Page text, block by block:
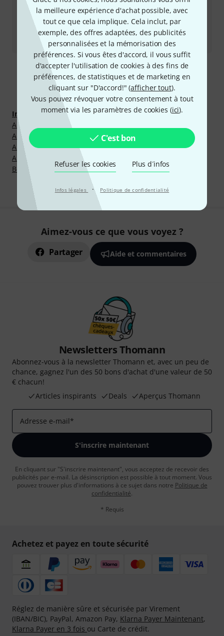
la meilleure expérience d'achat possible, avec
tout ce que cela implique. Cela inclut, par
exemple, des offres adaptées, des publicités
personnalisées et la mémorisation des
préférences. Si vous êtes d'accord, il vous suffit
d'accepter l'utilisation de cookies à des fins de
préférences, de statistiques et de marketing en
cliquant sur "D'accord!" (afficher tout).
Vous pouvez révoquer votre consentement à tout
moment via les paramètres de cookies (ici).
C'est bon
Refuser les cookies Plus d´infos
Infos légales · Politique de confidentialité
Retourner un produit
Tous les interlocuteurs
Découvrir plus
Instruments à Vent
Accessoires d'Entraînement pour Embouchures
Adaptateurs d'Embouchures
Autres Accessoires pour Bois
Autres Accessoires pour Cuivres
Boosters d'Embouchures
Aimez-vous ce que vous voyez ?
Partager Aide et commentaires
Newsletters Thomann
Abonnez-vous à la newsletter Thomann et, avec un peu de
chance, gagnez l'un des 50 bons d'achat d'une valeur de 50
€ chacun!
Articles inspirants
Deals Aperçus Thomann
Adresse e-mail*
S'inscrire maintenant
En cliquant sur "S'inscrire maintenant", vous acceptez de recevoir des
publicités par e-mail. La désinscription est possible à tout moment. Vous
pouvez trouver plus d'informations à ce sujet dans notre Politique de
confidentialité.
* Requis
Achetez et payez en toute sécurité
Réglez de manière sûre et sécurisée par Virement
(IBAN/BIC), PayPal, Amazon Pay, Klarna Payer Maintenant,
Klarna Payer en 3 fois ou Carte de crédit.